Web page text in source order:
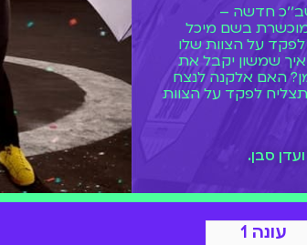
חדשה –
ומוכשרת בשם מיכל
על הצוות שלו
איך שמשון יקבל את
האם אלקנה לנצח
לפקד על הצוות
מחכים לכם
ודבילים שרק צוות
לספק. עכשיו
סבן.
עונה 1